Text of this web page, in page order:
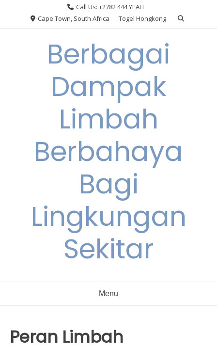
Call Us: +2782 444 YEAH
Cape Town, South Africa
Togel Hongkong
Berbagai
Dampak
Limbah
Berbahaya
Bagi
Lingkungan
Sekitar
Menu
Peran Limbah